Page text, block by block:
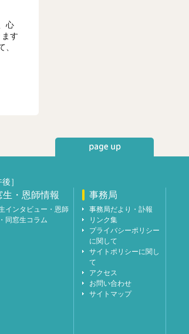
心
す
、
］
生・恩師情報
インタビュー・恩師
同窓生コラム
事務局
事務局だより・訃報
リンク集
プライバシーポリシー
に関して
サイトポリシーに関し
て
アクセス
お問い合わせ
サイトマップ